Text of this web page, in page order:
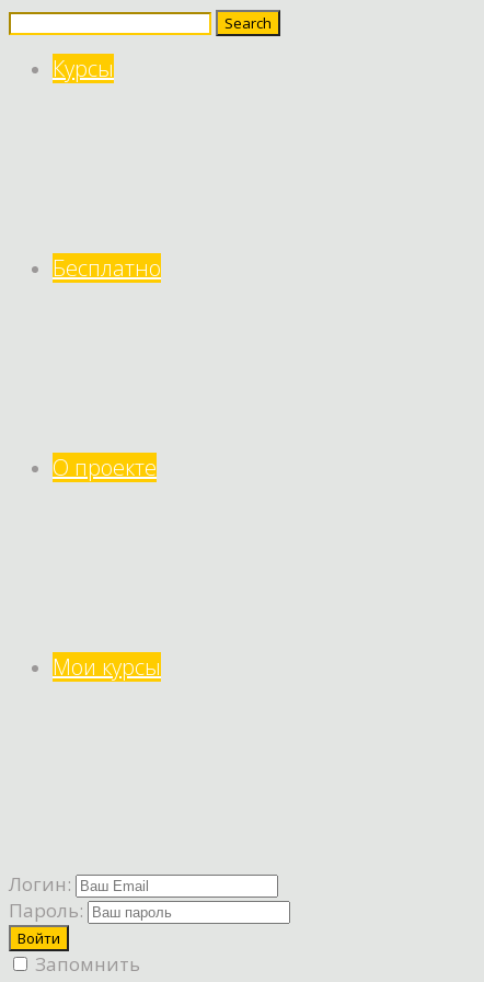
Search
Курсы
Бесплатно
О проекте
Мои курсы
Логин:
Пароль:
Запомнить